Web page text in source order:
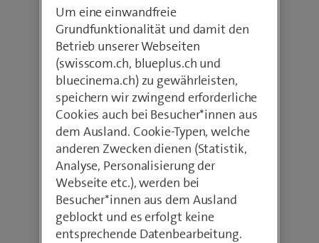
übernimm Verantwortung und bau dein
persönliches Netzwerk aus. Starte eines der
Trainee-Programme oder absolviere ein Step In-
Hochschulpraktikum.
Um eine einwandfreie
Grundfunktionalität und damit den
Betrieb unserer Webseiten
(swisscom.ch, blueplus.ch und
bluecinema.ch) zu gewährleisten,
speichern wir zwingend erforderliche
Cookies auch bei Besucher*innen aus
dem Ausland. Cookie-Typen, welche
anderen Zwecken dienen (Statistik,
Analyse, Personalisierung der
Webseite etc.), werden bei
Besucher*innen aus dem Ausland
geblockt und es erfolgt keine
entsprechende Datenbearbeitung.